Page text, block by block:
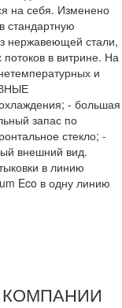
на себя. Изменено
стандартную
нержавеющей стали,
в витрине. На
и
- большая
запас по
стекло; -
внешний вид.
в линию
Eco в одну линию